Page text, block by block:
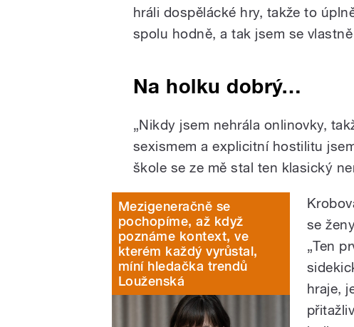
hráli dospělácké hry, takže to
spolu hodně, a tak jsem se
Na holku dobrý…
„Nikdy jsem nehrála onlinovky,
sexismem a explicitní hostilitu
škole se ze mě stal ten klasický
Mezigeneračně se
pochopíme, až když
poznáme kontext, ve
kterém každý vyrůstal,
míní hledačka trendů
Louženská
se
„Ten
hraje,